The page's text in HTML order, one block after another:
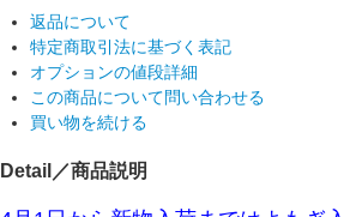
返品について
特定商取引法に基づく表記
オプションの値段詳細
この商品について問い合わせる
買い物を続ける
Detail／商品説明